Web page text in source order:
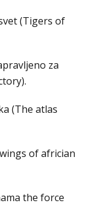
(Tigers of
za
(The atlas
of africian
the force